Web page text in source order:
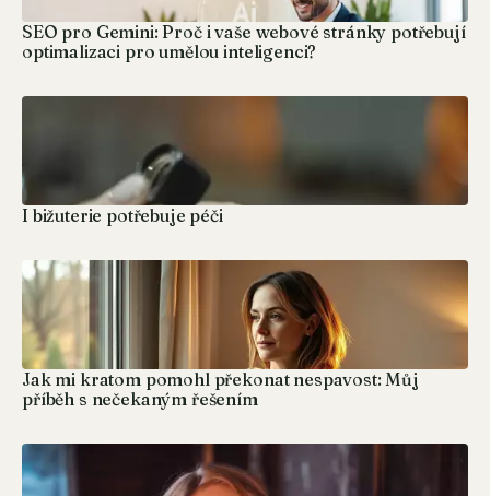
SEO pro Gemini: Proč i vaše webové stránky potřebují
optimalizaci pro umělou inteligenci?
I bižuterie potřebuje péči
Jak mi kratom pomohl překonat nespavost: Můj
příběh s nečekaným řešením